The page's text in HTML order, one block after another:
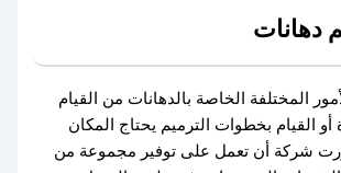
دهانات
المختلفة الخاصة بالدهانات من القيام
أو القيام بخطوات الترميم يحتاج المكان
شركة أن تعمل على توفير مجموعة من